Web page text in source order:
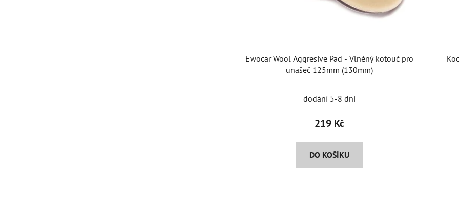
Ewocar Wool Aggresive Pad - Vlněný kotouč pro
unašeč 125mm (130mm)
dodání 5-8 dní
219 Kč
DO KOŠÍKU